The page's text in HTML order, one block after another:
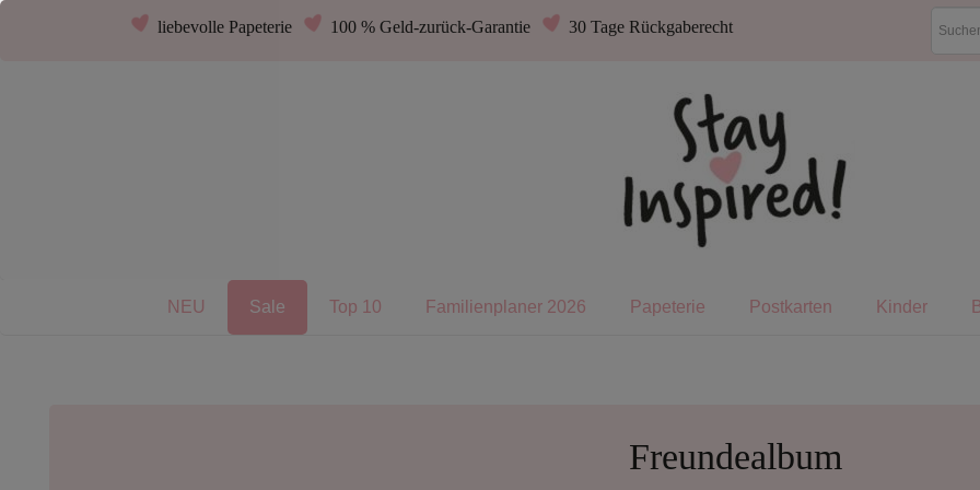
liebevolle Papeterie 100 % Geld-zurück-Garantie 30 Tage Rückgaberecht
NEU Sale Top 10 Familienplaner 2026 Papeterie Postkarten Kinder
Freundealbum